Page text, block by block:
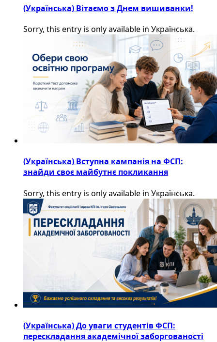
(Українська) Вітаємо з Днем вишиванки!
Sorry, this entry is only available in Українська.
(Українська) Вступна кампанія на ФСП:
знайди своє майбутнє покликання
Sorry, this entry is only available in Українська.
(Українська) До уваги студентів ФСП:
перескладання академічної заборгованості